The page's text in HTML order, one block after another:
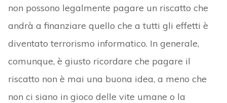
non possono legalmente pagare un riscatto che
andrà a finanziare quello che a tutti gli effetti è
diventato terrorismo informatico. In generale,
comunque, è giusto ricordare che pagare il
riscatto non è mai una buona idea, a meno che
non ci siano in gioco delle vite umane o la